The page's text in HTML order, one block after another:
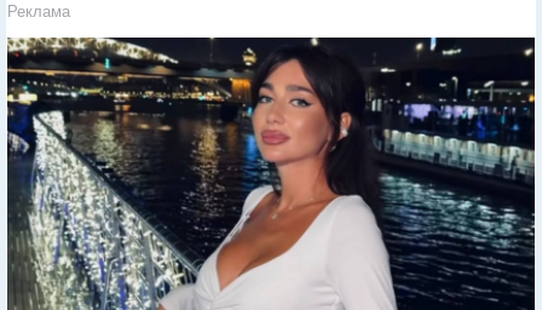
Реклама